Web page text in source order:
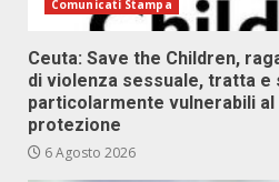
Comunicati Stampa
Ceuta: Save the Children,
di violenza sessuale, tratta
particolarmente vulnerabili
protezione
6 Agosto 2026